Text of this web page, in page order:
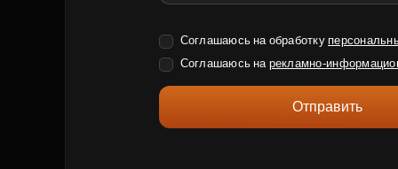
Соглашаюсь на обработку
Соглашаюсь на рекламно-
Отправить